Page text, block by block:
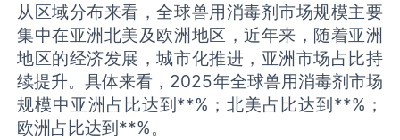
从区域分布来看，全球兽用消毒剂市场规模主要
集中在亚洲北美及欧洲地区，近年来，随着亚洲
地区的经济发展，城市化推进，亚洲市场占比持
续提升。具体来看，2025年全球兽用消毒剂市场
规模中亚洲占比达到**%；北美占比达到**%；
欧洲占比达到**%。